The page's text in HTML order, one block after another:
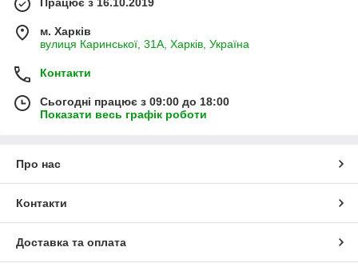
Працює з 16.10.2019
м. Харків
вулиця Каринської, 31А, Харків, Україна
Контакти
Сьогодні працює з 09:00 до 18:00
Показати весь графік роботи
Про нас
Контакти
Доставка та оплата